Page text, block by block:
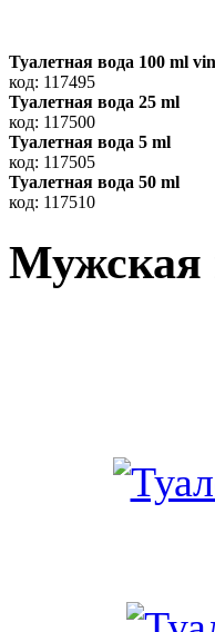
Туалетная вода 100 ml
код: 117495
Туалетная вода 25 ml
код: 117500
Туалетная вода 5 ml
код: 117505
Туалетная вода 50 ml
код: 117510
Мужская